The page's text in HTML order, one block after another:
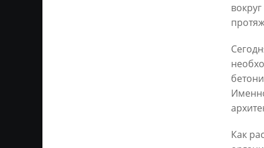
Как
ОТ
Ответственным за
Казань KZN.RU». Все
сети Интернет или на
ретрансляции
ссылка).